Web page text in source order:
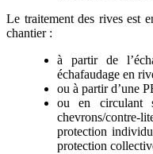
Le traitement des rives est
chantier :
à partir de
échafaudage en
ou à partir d’une
ou en circulant
chevrons/contre-
protection
protection